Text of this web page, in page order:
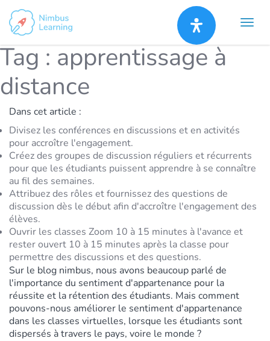
Tag : apprentissage à
distance
Dans cet article :
Divisez les conférences en discussions et en activités
pour accroître l'engagement.
Créez des groupes de discussion réguliers et récurrents
pour que les étudiants puissent apprendre à se connaître
au fil des semaines.
Attribuez des rôles et fournissez des questions de
discussion dès le début afin d'accroître l'engagement des
élèves.
Ouvrir les classes Zoom 10 à 15 minutes à l'avance et
rester ouvert 10 à 15 minutes après la classe pour
permettre des discussions et des questions.
Sur le blog nimbus, nous avons beaucoup parlé de
l'importance du sentiment d'appartenance pour la
réussite et la rétention des étudiants. Mais comment
pouvons-nous améliorer le sentiment d'appartenance
dans les classes virtuelles, lorsque les étudiants sont
dispersés à travers le pays, voire le monde ?